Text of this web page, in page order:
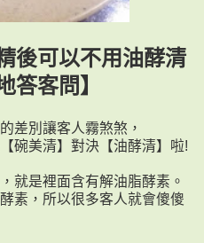
後可以不用油酵清
答客問】
差別讓客人霧煞煞，
碗美清】對決【油酵清】啦!
就是裡面含有解油脂酵素。
素，所以很多客人就會傻傻